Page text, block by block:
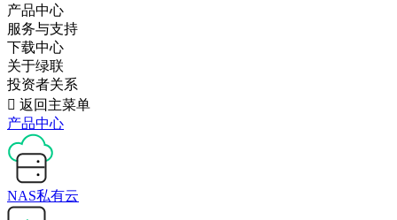
产品中心
服务与支持
下载中心
关于绿联
投资者关系
 返回主菜单
产品中心
NAS私有云